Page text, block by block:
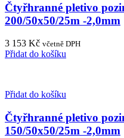
Čtyřhranné pletivo
200/50x50/25m -2,0mm
3 153 Kč včetně DPH
Přidat do košíku
Přidat do košíku
Čtyřhranné pletivo
150/50x50/25m -2,0mm